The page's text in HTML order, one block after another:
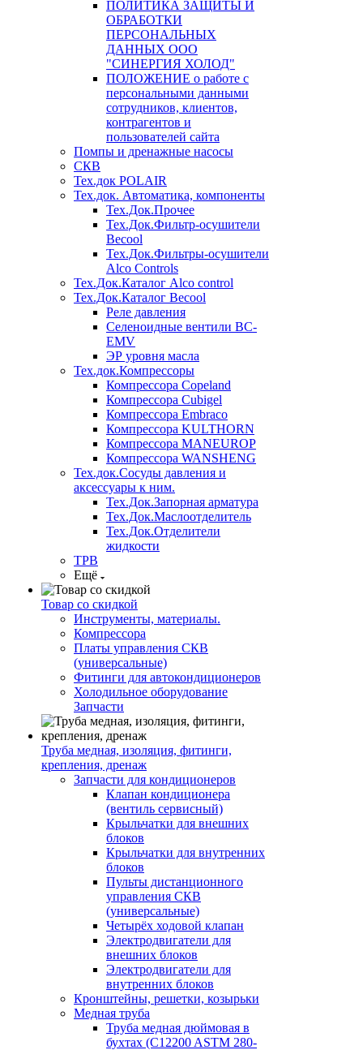
ПОЛИТИКА ЗАЩИТЫ И
ОБРАБОТКИ
ПЕРСОНАЛЬНЫХ
ДАННЫХ ООО
"СИНЕРГИЯ ХОЛОД"
ПОЛОЖЕНИЕ о работе с
персональными данными
сотрудников, клиентов,
контрагентов и
пользователей сайта
Помпы и дренажные насосы
СКВ
Тех.док POLAIR
Тех.док. Автоматика, компоненты
Тех.Док.Прочее
Тех.Док.Фильтр-осушители
Becool
Тех.Док.Фильтры-осушители
Alco Controls
Тех.Док.Каталог Alco control
Тех.Док.Каталог Becool
Реле давления
Селеноидные вентили BC-
EMV
ЭР уровня масла
Тех.док.Компрессоры
Компрессора Copeland
Компрессора Cubigel
Компрессора Embraco
Компрессора KULTHORN
Компрессора MANEUROP
Компрессора WANSHENG
Тех.док.Сосуды давления и
аксессуары к ним.
Тех.Док.Запорная арматура
Тех.Док.Маслоотделитель
Тех.Док.Отделители
жидкости
ТРВ
Ещё
Товар со скидкой
Инструменты, материалы.
Компрессора
Платы управления СКВ
(универсальные)
Фитинги для автокондиционеров
Холодильное оборудование
Запчасти
Труба медная, изоляция, фитинги,
крепления, дренаж
Запчасти для кондиционеров
Клапан кондиционера
(вентиль сервисный)
Крыльчатки для внешних
блоков
Крыльчатки для внутренних
блоков
Пульты дистанционного
управления СКВ
(универсальные)
Четырёх ходовой клапан
Электродвигатели для
внешних блоков
Электродвигатели для
внутренних блоков
Кронштейны, решетки, козырьки
Медная труба
Труба медная дюймовая в
бухтах (C12200 ASTM 280-